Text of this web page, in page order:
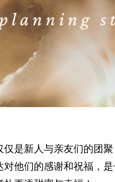
他们的感谢和祝福，